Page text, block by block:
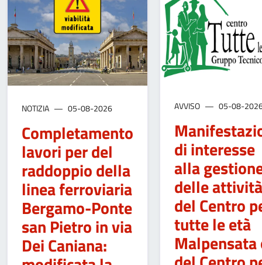
NOTIZIA 05-08-2026
Completamento
lavori per del
raddoppio della
linea ferroviaria
Bergamo-Ponte
san Pietro in via
Dei Caniana:
AVVISO 05-08-
di interesse
alla
delle attività
del Centro
tutte le età
Malpensata